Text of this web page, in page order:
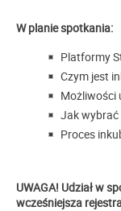
W planie spotkania:
Platformy
Czym jest
Możliwości
Jak wybrać
Proces
UWAGA! Udział w
wcześniejsza